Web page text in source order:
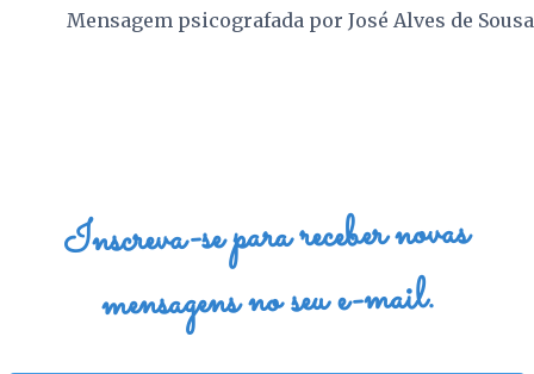
Mensagem psicografada por José Alves de Sousa
Inscreva-se para receber novas
mensagens no seu e-mail.